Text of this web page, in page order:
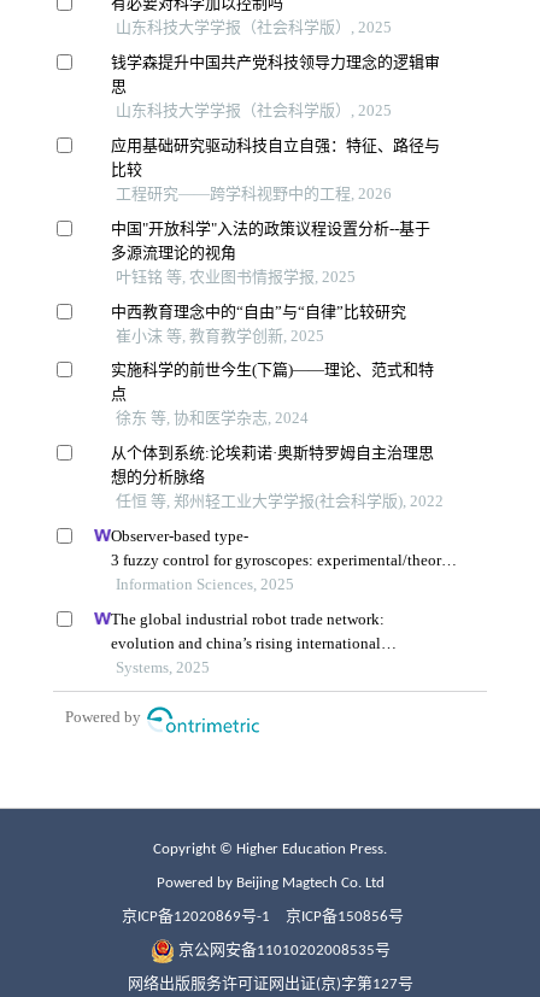
Copyright © Higher Education Press.
Powered by Beijing Magtech Co. Ltd
京ICP备12020869号-1 京ICP备150856号
京公网安备11010202008535号
网络出版服务许可证网出证(京)字第127号